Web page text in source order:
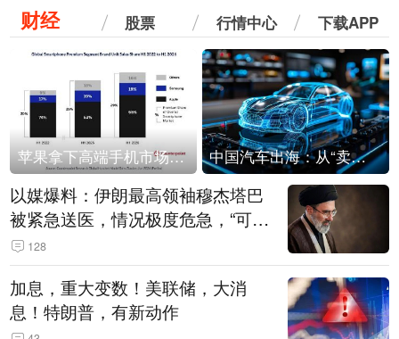
财经 股票 行情中心 下载APP
苹果拿下高端手机市场65%的份额：iPhone 17系列功不可没 中国汽车出海：从“卖出去”到“走进去”
以媒爆料：伊朗最高领袖穆杰塔巴
被紧急送医，情况极度危急，“可能
随时会死去”
128
加息，重大变数！美联储，大消
息！特朗普，有新动作